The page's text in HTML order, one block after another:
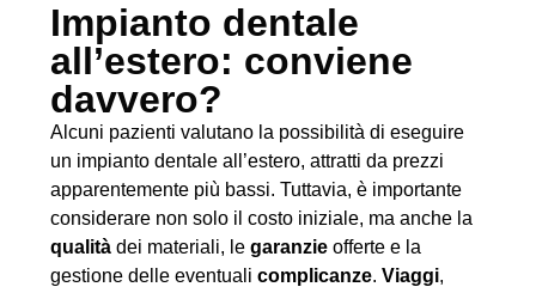
Impianto dentale
all’estero: conviene
davvero?
Alcuni pazienti valutano la possibilità di eseguire
un impianto dentale all’estero, attratti da prezzi
apparentemente più bassi. Tuttavia, è importante
considerare non solo il costo iniziale, ma anche la
qualità dei materiali, le garanzie offerte e la
gestione delle eventuali complicanze. Viaggi,